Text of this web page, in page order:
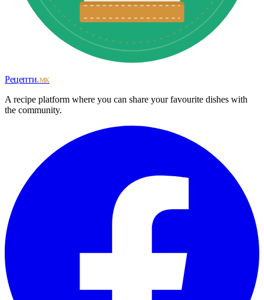
Рецепти.мк
A recipe platform where you can share your favourite dishes with
the community.